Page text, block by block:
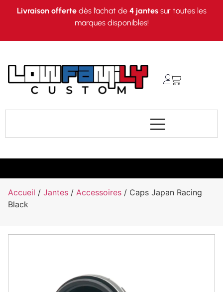
Livraison offertedès l’achat de 4 jantessur toutes les
marques disponibles!
Accueil / Jantes / Accessoires / Caps Japan Racing
Black